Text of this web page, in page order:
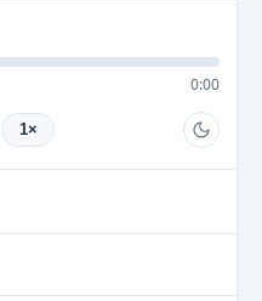
0:00
1×